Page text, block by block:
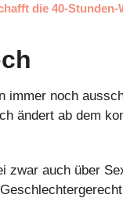
die 40-Stunden-
immer noch
ändert ab dem
zwar auch über